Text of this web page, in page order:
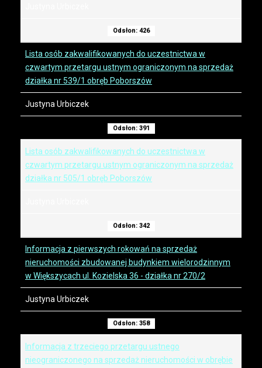
Odsłon: 426
Lista osób zakwalifikowanych do uczestnictwa w
czwartym przetargu ustnym ograniczonym na sprzedaż
działka nr 539/1 obręb Poborszów
Justyna Urbiczek
Odsłon: 391
Lista osób zakwalifikowanych do uczestnictwa w
czwartym przetargu ustnym ograniczonym na sprzedaż
działka nr 505/1 obręb Poborszów
Odsłon: 342
Informacja z pierwszych rokowań na sprzedaż
nieruchomości zbudowanej budynkiem wielorodzinnym
w Większycach ul. Kozielska 36 - działka nr 270/2
Justyna Urbiczek
Odsłon: 358
Informacja z trzeciego przetargu ustnego
nieograniczonego na sprzedaż nieruchomości w obrębie